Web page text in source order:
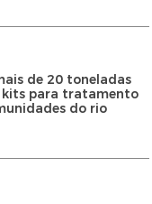
de 20 toneladas
kits para tratamento
do rio